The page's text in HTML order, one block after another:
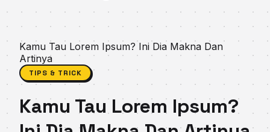
Kamu Tau Lorem Ipsum? Ini Dia Makna Dan
Artinya
TIPS & TRICK
Kamu Tau Lorem Ipsum?